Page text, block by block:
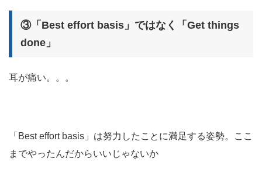
③「Best effort basis」ではなく「Get things
done」
耳が痛い。。。
「Best effort basis」は努力したことに満足する姿勢。ここ
までやったんだからいいじゃないか